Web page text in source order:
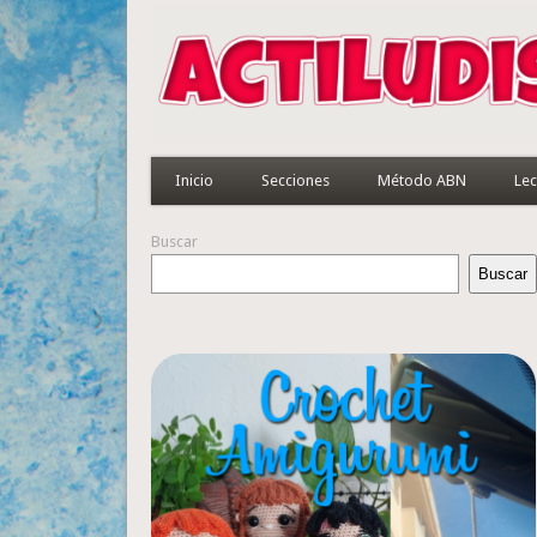
Inicio Secciones Método ABN
Buscar
Buscar